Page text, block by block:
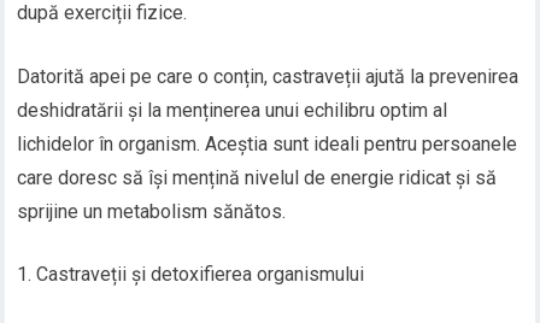
după exerciții fizice.
Datorită apei pe care o conțin, castraveții ajută la prevenirea
deshidratării și la menținerea unui echilibru optim al
lichidelor în organism. Aceștia sunt ideali pentru persoanele
care doresc să își mențină nivelul de energie ridicat și să
sprijine un metabolism sănătos.
Castraveții și detoxifierea organismului